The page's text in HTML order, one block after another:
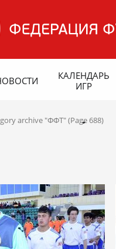
КАЛЕНДАРЬ
ИГР
archive "ФФТ" (Page 688)